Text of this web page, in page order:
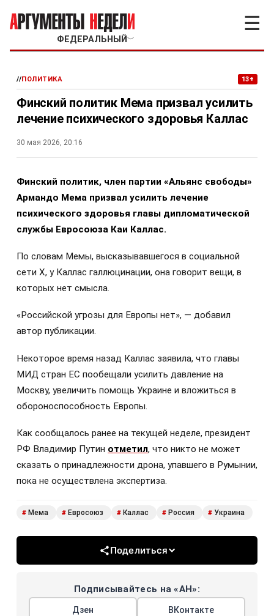
ФЕДЕРАЛЬНЫЙ ﹀
☰
//ПОЛИТИКА 13+
Финский политик Мема призвал усилить
лечение психического здоровья Каллас
30 мая 2026, 20:16
Финский политик, член партии «Альянс свободы»
Армандо Мема призвал усилить лечение
психического здоровья главы дипломатической
службы Евросоюза Каи Каллас.
По словам Мемы, высказывавшегося в социальной
сети X, у Каллас галлюцинации, она говорит вещи, в
которых нет смысла.
«Российской угрозы для Европы нет», — добавил
автор публикации.
Некоторое время назад Каллас заявила, что главы
МИД стран ЕС пообещали усилить давление на
Москву, увеличить помощь Украине и вложиться в
обороноспособность Европы.
Как сообщалось ранее на текущей неделе, президент
РФ Владимир Путин отметил, что никто не может
сказать о принадлежности дрона, упавшего в Румынии,
пока не осуществлена экспертиза.
# Мема # Евросоюз # Каллас # Россия # Украина
Поделиться
Подписывайтесь на «АН»:
Дзен ВКонтакте